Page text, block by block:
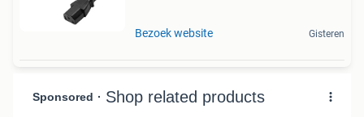
Bezoek website Gisteren